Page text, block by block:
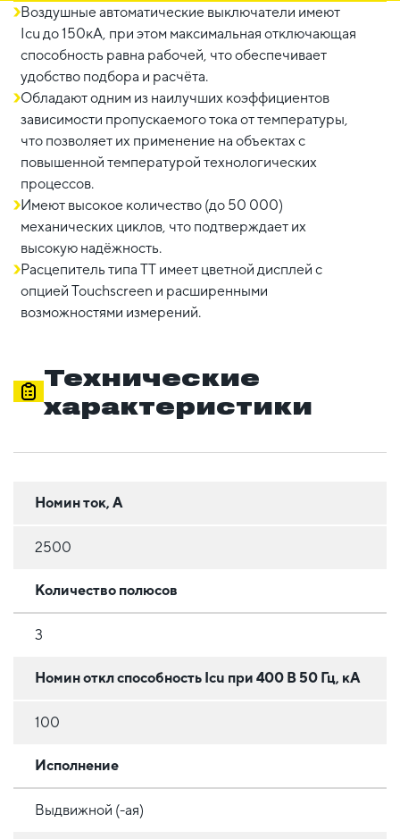
Воздушные автоматические выключатели имеют
Icu до 150кА, при этом максимальная отключающая
способность равна рабочей, что обеспечивает
удобство подбора и расчёта.
Обладают одним из наилучших коэффициентов
зависимости пропускаемого тока от температуры,
что позволяет их применение на объектах с
повышенной температурой технологических
процессов.
Имеют высокое количество (до 50 000)
механических циклов, что подтверждает их
высокую надёжность.
Расцепитель типа TT имеет цветной дисплей с
опцией Touchscreen и расширенными
возможностями измерений.
Технические
характеристики
Номин ток, А
2500
Количество полюсов
3
Номин откл способность Icu при 400 В 50 Гц, кА
100
Исполнение
Выдвижной (-ая)